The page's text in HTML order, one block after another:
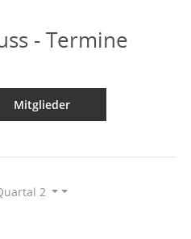
- Termine
Mitglieder
2